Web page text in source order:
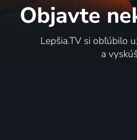
Objavte
Lepšia.TV si obľúbilo
a